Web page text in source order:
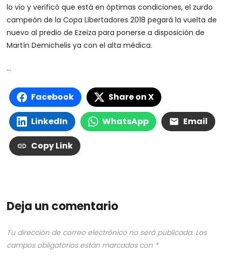
lo vio y verificó que está en óptimas condiciones, el zurdo
campeón de la Copa Libertadores 2018 pegará la vuelta de
nuevo al predio de Ezeiza para ponerse a disposición de
Martín Demichelis ya con el alta médica.
…
Facebook Share on X
LinkedIn WhatsApp Email
Copy Link
Deja un comentario
Tu dirección de correo electrónico no será publicada. Los
campos obligatorios están marcados con *